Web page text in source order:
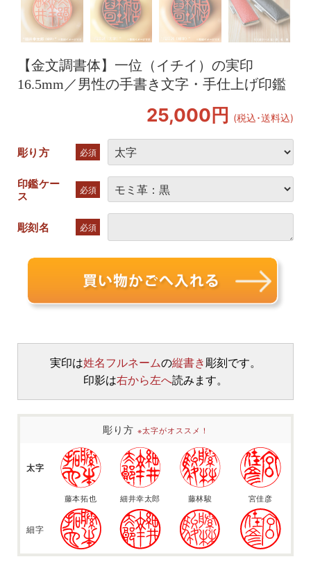
【金文調書体】一位（イチイ）の実印
16.5mm／男性の手書き文字・手仕上げ印鑑
25,000円 (税込･送料込)
彫り方 必須
印鑑ケー
ス
必須
彫刻名 必須
実印は姓名フルネームの縦書き 彫刻です。
印影は右から左へ読みます。
彫り方 ※太字がオススメ！
太字
藤本拓也 細井幸太郎 藤林駿 宮佳彦
細字